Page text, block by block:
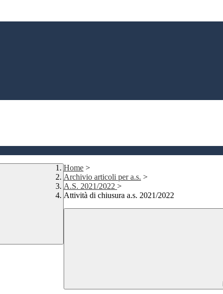
Home >
Archivio articoli per a.s. >
A.S. 2021/2022 >
Attività di chiusura a.s. 2021/2022